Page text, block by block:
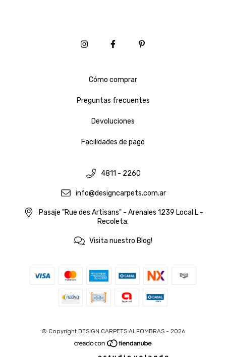
Cómo comprar
Preguntas frecuentes
Devoluciones
Facilidades de pago
4811 - 2260
info@designcarpets.com.ar
Pasaje "Rue des Artisans" - Arenales 1239 Local L -
Recoleta.
Visita nuestro Blog!
© Copyright DESIGN CARPETS ALFOMBRAS - 2026